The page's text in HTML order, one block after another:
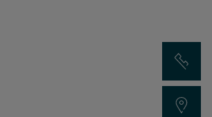
Susisiekti su
Rasti atstovą